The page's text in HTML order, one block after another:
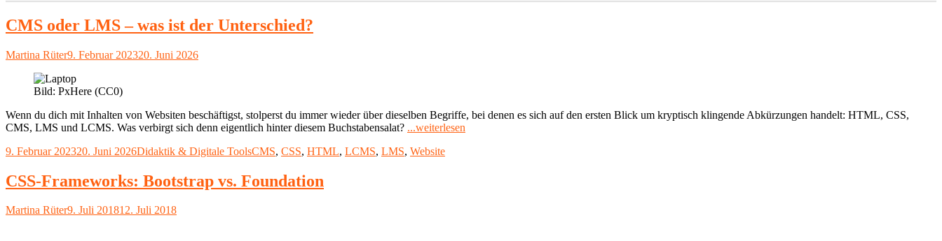
CMS oder LMS – was ist der Unterschied?
Autor
Martina RüterVeröffentlicht
9. Februar 202320. Juni 2026
Bild: PxHere (CC0)
Wenn du dich mit Inhalten von Websiten beschäftigst, stolperst du immer wieder über dieselben Begriffe, bei denen es sich auf den ersten Blick um kryptisch klingende Abkürzungen handelt: HTML, CSS,
CMS, LMS und LCMS. Was verbirgt sich denn eigentlich hinter diesem Buchstabensalat? ...weiterlesen
Veröffentlicht
9. Februar 202320. Juni 2026Kategorien
Didaktik & Digitale ToolsSchlagwörter
CMS, CSS, HTML, LCMS, LMS, Website
CSS-Frameworks: Bootstrap vs. Foundation
Autor
Martina RüterVeröffentlicht
9. Juli 201812. Juli 2018